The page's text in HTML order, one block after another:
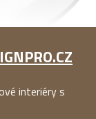
interiéry s